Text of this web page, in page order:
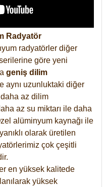
Radyatör
radyatörler diğer
göre yeni
geniş dilim
aynı uzunluktaki diğer
az dilim
az su miktarı ile daha
alüminyum kaynağı ile
olarak üretilen
çok çeşitli
en yüksek kalitede
yüksek